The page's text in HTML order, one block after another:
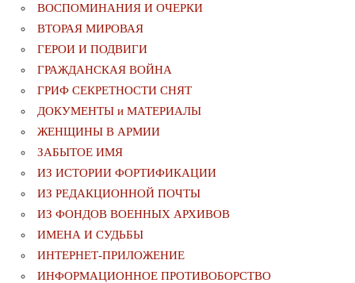
ВОСПОМИНАНИЯ И ОЧЕРКИ
ВТОРАЯ МИРОВАЯ
ГЕРОИ И ПОДВИГИ
ГРАЖДАНСКАЯ ВОЙНА
ГРИФ СЕКРЕТНОСТИ СНЯТ
ДОКУМЕНТЫ и МАТЕРИАЛЫ
ЖЕНЩИНЫ В АРМИИ
ЗАБЫТОЕ ИМЯ
ИЗ ИСТОРИИ ФОРТИФИКАЦИИ
ИЗ РЕДАКЦИОННОЙ ПОЧТЫ
ИЗ ФОНДОВ ВОЕННЫХ АРХИВОВ
ИМЕНА И СУДЬБЫ
ИНТЕРНЕТ-ПРИЛОЖЕНИЕ
ИНФОРМАЦИОННОЕ ПРОТИВОБОРСТВО